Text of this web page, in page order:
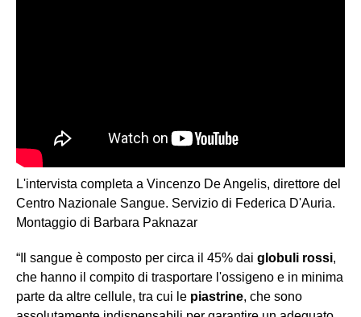
L'intervista completa a Vincenzo De Angelis, direttore del
Centro Nazionale Sangue. Servizio di Federica D'Auria.
Montaggio di Barbara Paknazar
“Il sangue è composto per circa il 45% dai globuli rossi,
che hanno il compito di trasportare l'ossigeno e in minima
parte da altre cellule, tra cui le piastrine, che sono